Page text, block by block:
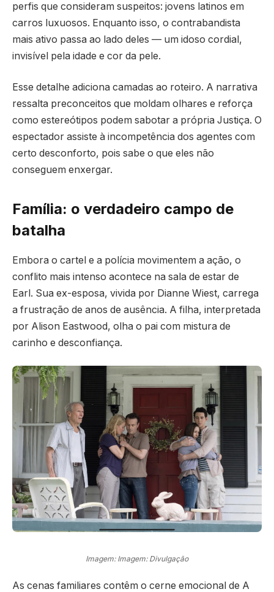
perfis que consideram suspeitos: jovens latinos em
carros luxuosos. Enquanto isso, o contrabandista
mais ativo passa ao lado deles — um idoso cordial,
invisível pela idade e cor da pele.
Esse detalhe adiciona camadas ao roteiro. A narrativa
ressalta preconceitos que moldam olhares e reforça
como estereótipos podem sabotar a própria Justiça. O
espectador assiste à incompetência dos agentes com
certo desconforto, pois sabe o que eles não
conseguem enxergar.
Família: o verdadeiro campo de
batalha
Embora o cartel e a polícia movimentem a ação, o
conflito mais intenso acontece na sala de estar de
Earl. Sua ex-esposa, vivida por Dianne Wiest, carrega
a frustração de anos de ausência. A filha, interpretada
por Alison Eastwood, olha o pai com mistura de
carinho e desconfiança.
Imagem: Imagem: Divulgação
As cenas familiares contêm o cerne emocional de A